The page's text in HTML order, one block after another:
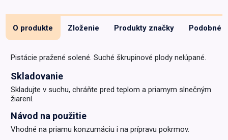
O produkte Zloženie Produkty značky Podobné
Pistácie pražené solené. Suché škrupinové plody nelúpané.
Skladovanie
Skladujte v suchu, chráňte pred teplom a priamym slnečným
žiarení.
Návod na použitie
Vhodné na priamu konzumáciu i na prípravu pokrmov.